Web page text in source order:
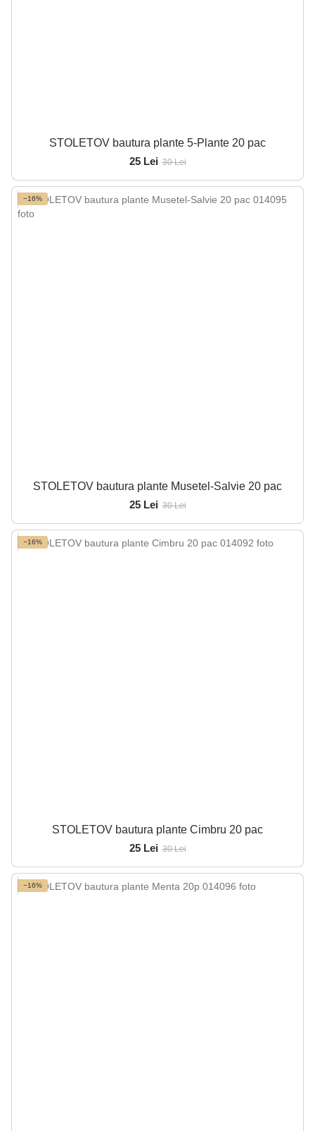
STOLETOV bautura plante 5-Plante 20 pac
25 Lei 30 Lei
−16%
STOLETOV bautura plante Musetel-Salvie 20 pac
25 Lei 30 Lei
−16%
STOLETOV bautura plante Cimbru 20 pac
25 Lei 30 Lei
−16%